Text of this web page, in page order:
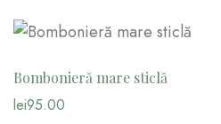
Bombonieră mare sticlă
lei95.00